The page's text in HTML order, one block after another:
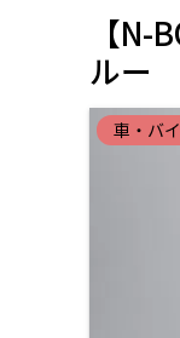
【
ルー
車・バ